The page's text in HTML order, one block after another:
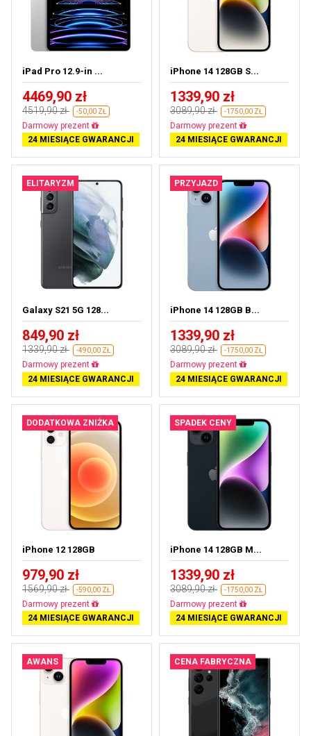
iPad Pro 12.9-in ...
4469,90 zł
4519,90 zł -50,00 ZŁ
Prawie wyprzedane
24 MIESIĄCE GWARANCJI
iPhone 14 128GB S...
1339,90 zł
3089,90 zł -1750,00 ZŁ
Darmowa dostawa
24 MIESIĄCE GWARANCJI
ELITARYZM
Galaxy S21 5G 128...
849,90 zł
1339,90 zł -490,00 ZŁ
Prawie wyprzedane
24 MIESIĄCE GWARANCJI
PRZYJAZD
iPhone 14 128GB B...
1339,90 zł
3089,90 zł -1750,00 ZŁ
Darmowa dostawa
24 MIESIĄCE GWARANCJI
DODATKOWA ZNIŻKA
iPhone 12 128GB
979,90 zł
1569,90 zł -590,00 ZŁ
Darmowa dostawa
24 MIESIĄCE GWARANCJI
SPADEK CENY
iPhone 14 128GB M...
1339,90 zł
3089,90 zł -1750,00 ZŁ
Darmowa dostawa
24 MIESIĄCE GWARANCJI
AWANS CENA FABRYCZNA